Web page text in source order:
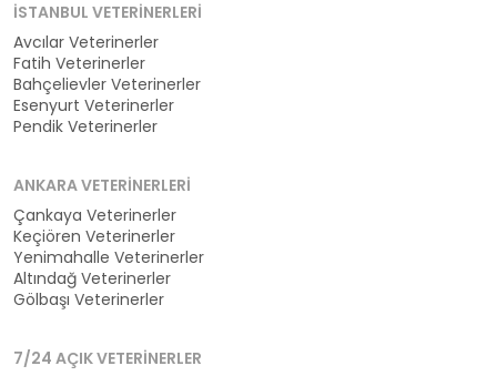
İSTANBUL VETERINERLERI
Avcılar Veterinerler
Fatih Veterinerler
Bahçelievler Veterinerler
Esenyurt Veterinerler
Pendik Veterinerler
ANKARA VETERINERLERI
Çankaya Veterinerler
Keçiören Veterinerler
Yenimahalle Veterinerler
Altındağ Veterinerler
Gölbaşı Veterinerler
7/24 AÇIK VETERINERLER